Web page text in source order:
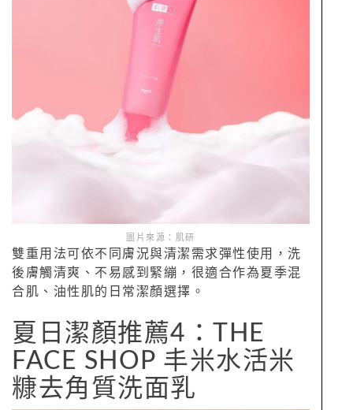
圖片來源：肌研
雙重用法可依不同膚況與清潔需求彈性使用，洗
後膚觸清爽、不易感到緊繃，很適合作為夏季混
合肌、油性肌的日常潔顏選擇。
夏日潔顏推薦4：THE
FACE SHOP 丰米水活米
糠去角質洗面乳